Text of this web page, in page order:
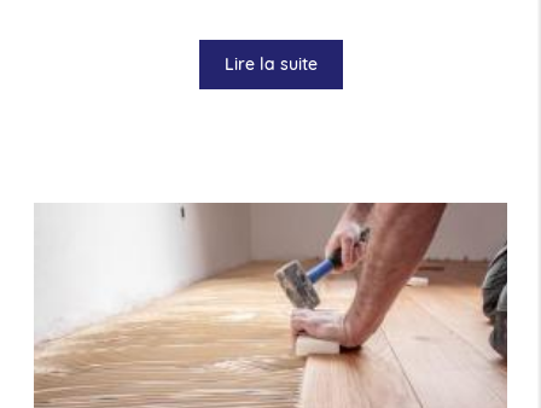
Lire la suite